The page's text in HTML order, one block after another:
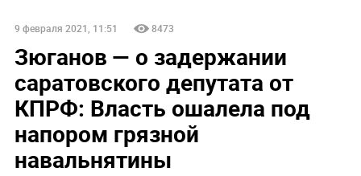
9 февраля 2021, 11:51 8473
Зюганов — о задержании
саратовского депутата от
КПРФ: Власть ошалела под
напором грязной
навальнятины